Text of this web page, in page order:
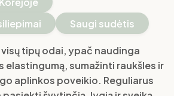
Saugi sudėtis
tipų odai, ypač naudinga
sumažinti raukšles ir
aplinkos poveikio. Reguliarus